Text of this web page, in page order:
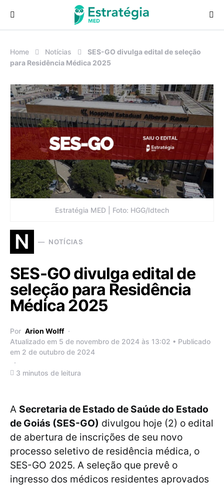
Procurar:
Home Notícias
SES-GO divulga edital de seleção
para Residência Médica 2025
Estratégia MED | Foto: HGG/Idtech
N NOTÍCIAS
SES-GO divulga edital de
seleção para Residência
Médica 2025
Por Arion Wolff
Atualizado em 5 de novembro de 2024 às 13:02 • Publicado
em 2 de outubro de 2024
3 minutos de leitura
A Secretaria de Estado de Saúde do Estado
de Goiás (SES-GO) divulgou hoje (2) o edital
de abertura de inscrições de seu novo
processo seletivo de residência médica, o
SES-GO 2025. A seleção que prevê o
ingresso dos médicos residentes aprovados